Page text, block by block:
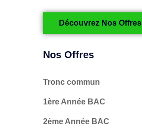
Découvrez Nos Offres
Nos Offres
Tronc commun
1ère Année BAC
2ème Année BAC